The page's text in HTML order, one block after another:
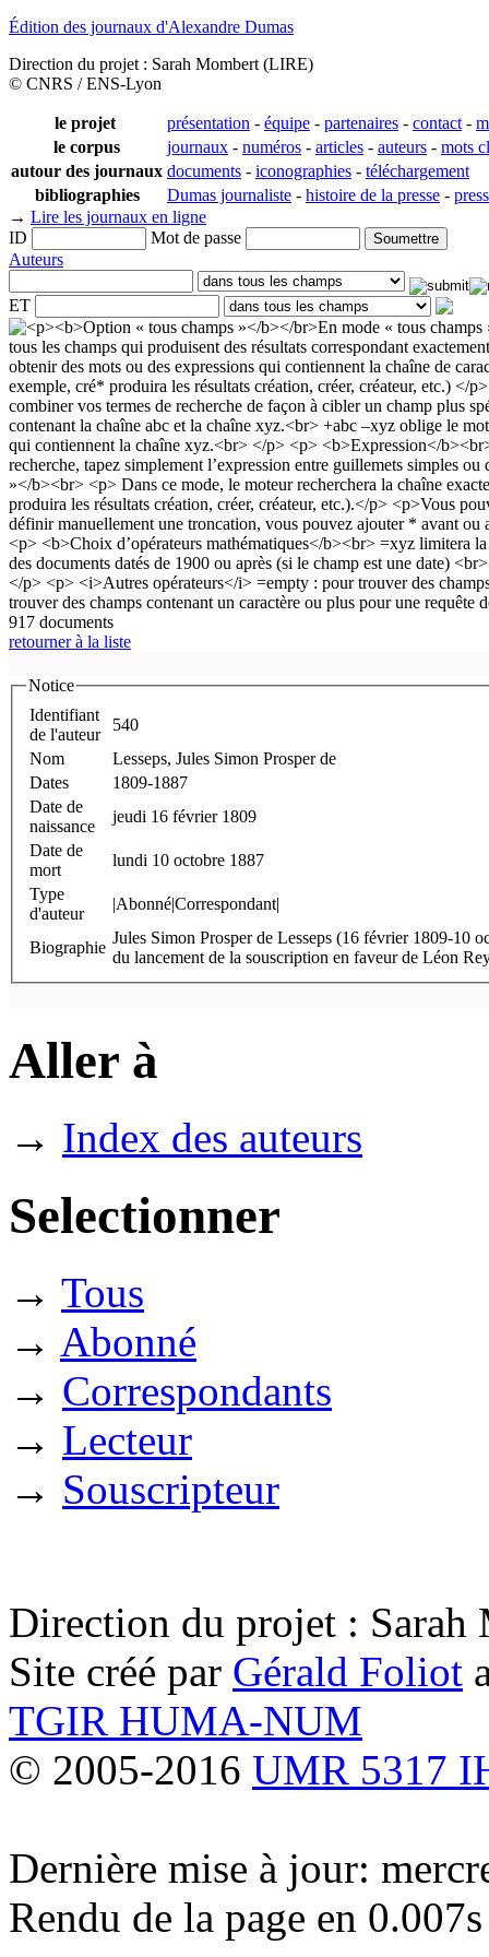
Édition des journaux d'Alexandre Dumas
Direction du projet : Sarah Mombert (LIRE)
© CNRS / ENS-Lyon
le projet présentation - équipe - partenaires - contact -
le corpus
journaux - numéros - articles - auteurs - mots
autour des journaux documents - iconographies - téléchargement
bibliographies
Dumas journaliste - histoire de la presse -
→ Lire les journaux en ligne
ID
Mot de passe
Auteurs
ET
917 documents
retourner à la liste
Notice
Identifiant
de l'auteur
540
Nom
Lesseps, Jules Simon Prosper de
Dates
1809-1887
Date de
naissance
jeudi 16 février 1809
Date de
mort
lundi 10 octobre 1887
Type
d'auteur
|Abonné|Correspondant|
Biographie
Jules Simon Prosper de Lesseps (16 février 1809-10
du lancement de la souscription en faveur de Léon
Aller à
→ Index des auteurs
Selectionner
→ Tous
→ Abonné
→ Correspondants
→ Lecteur
→ Souscripteur
Direction du projet : Sarah
Site créé par Gérald Foliot
TGIR HUMA-NUM
© 2005-2016 UMR 5317
Dernière mise à jour:
Rendu de la page en 0.007s